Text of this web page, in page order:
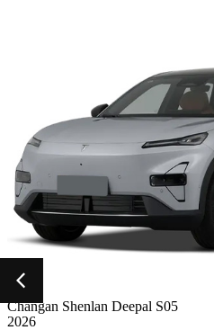
Сhangan Shenlan Deepal S05
2026